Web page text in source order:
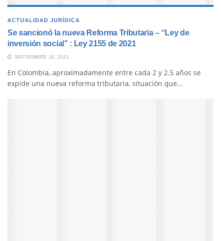
ACTUALIDAD JURÍDICA
Se sancionó la nueva Reforma Tributaria – “Ley de
inversión social” : Ley 2155 de 2021
SEPTIEMBRE 16, 2021
En Colombia, aproximadamente entre cada 2 y 2.5 años se
expide una nueva reforma tributaria, situación que...